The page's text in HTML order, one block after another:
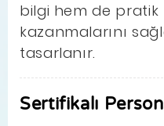
bilgi hem de pratik
kazanmalarını
tasarlanır.
Sertifikalı